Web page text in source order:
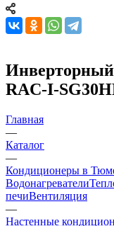
RAC-I-
Главная
—
Каталог
—
Кондиционеры в
Водонагреватели
печиВентиляция
—
Настенные